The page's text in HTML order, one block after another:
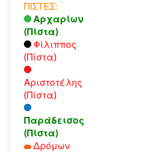
ΠΙΣΤΕΣ:
Αρχαρίων
(Πίστα)
Φίλιππος
(Πίστα)
Αριστοτέλης
(Πίστα)
Παράδεισος
(Πίστα)
Δρόμων